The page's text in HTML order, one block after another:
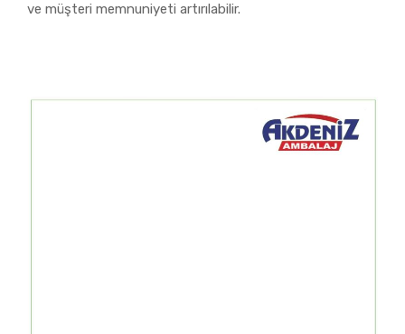
ve müşteri memnuniyeti artırılabilir.